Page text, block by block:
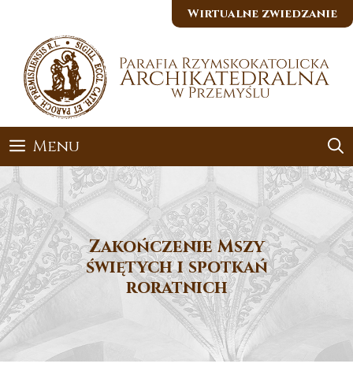
Wirtualne zwiedzanie
Menu
Zakończenie Mszy
świętych i spotkań
roratnich